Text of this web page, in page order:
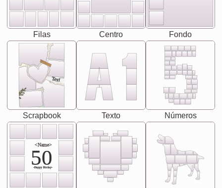
Filas Centro Fondo
Text
Scrapbook Texto Números
<Name>
50
-Happy Birday-